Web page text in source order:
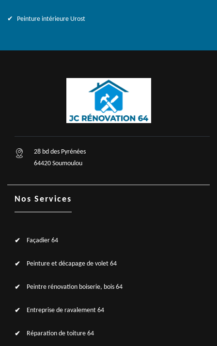
Peinture intérieure Urost
28 bd des Pyrénées
64420 Soumoulou
Nos Services
Façadier 64
Peinture et décapage de volet 64
Peintre rénovation boiserie, bois 64
Entreprise de ravalement 64
Réparation de toiture 64